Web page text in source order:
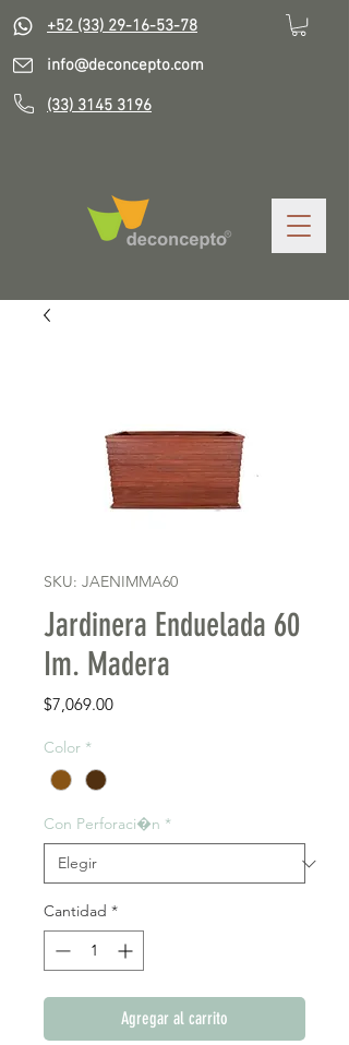
+52 (33) 29-16-53-78
info@deconcepto.com
(33) 3145 3196
SKU: JAENIMMA60
Jardinera Enduelada 60
Im. Madera
$7,069.00Precio
Color *
Con Perforaci�n *
Cantidad *
Agregar al carrito